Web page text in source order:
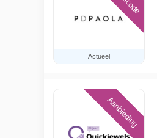
Actueel
Aanbieding